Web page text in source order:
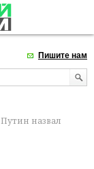
Пишите нам
Путин назвал